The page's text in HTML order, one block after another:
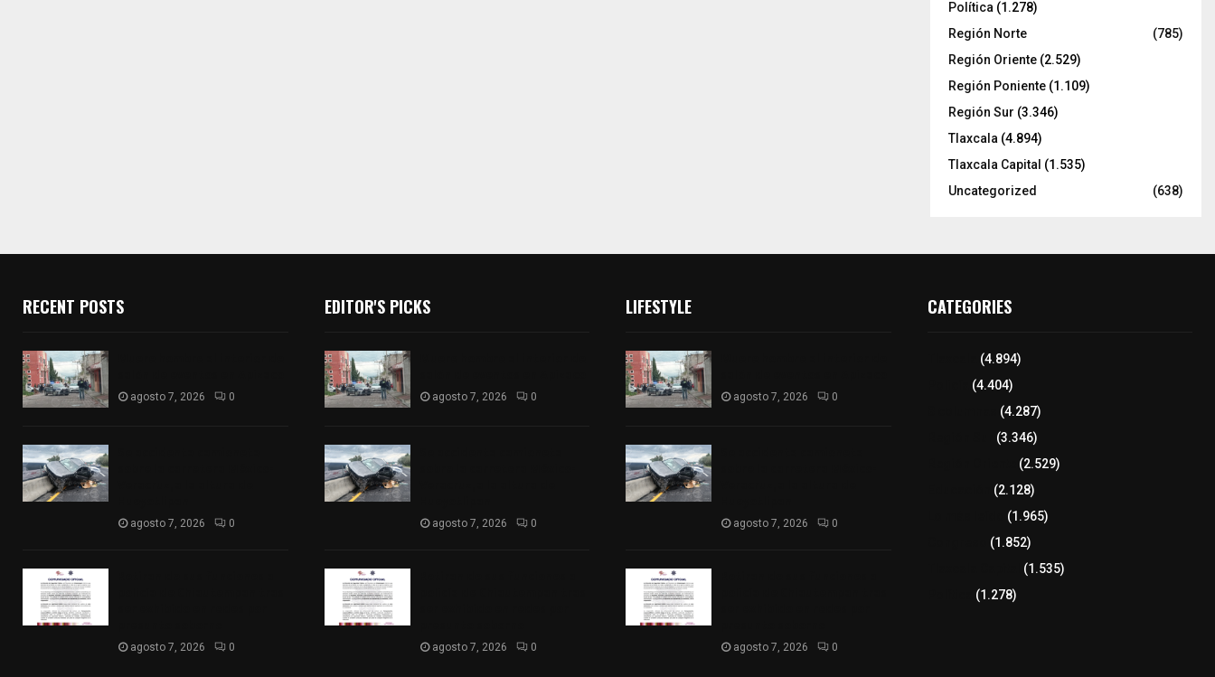
Política (1.278)
Región Norte
(785)
Región Oriente (2.529)
Región Poniente (1.109)
Región Sur (3.346)
Tlaxcala (4.894)
Tlaxcala Capital (1.535)
Uncategorized
(638)
RECENT POSTS
agosto 7, 2026 0
agosto 7, 2026 0
agosto 7, 2026 0
EDITOR'S PICKS
agosto 7, 2026 0
agosto 7, 2026 0
agosto 7, 2026 0
LIFESTYLE
agosto 7, 2026 0
agosto 7, 2026 0
agosto 7, 2026 0
CATEGORIES
(4.894)
(4.404)
(4.287)
(3.346)
(2.529)
(2.128)
(1.965)
(1.852)
(1.535)
(1.278)